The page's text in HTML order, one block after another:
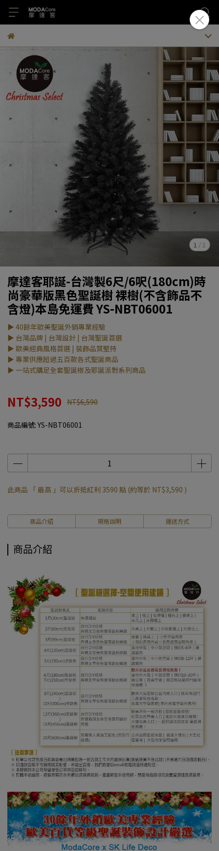
1 / 1
摩達客耶誕-台灣製6尺/6呎(180cm)時
尚豪華版黑色聖誕樹 裸樹(不含飾品不
含燈)本島免運費 YS-NBT06001
▶ 40餘年歐美聖誕外銷專業經驗
▶ 台灣品牌 | 台灣設計 | 台灣聖誕首選
▶ 歐美經典風格首選 | 裝飾品質堅持
▶ 專業供應超過五百款各式聖誕商品
▶ 一站式購足全套聖誕樹及耶誕派對系列商品
NT$3,590 NT$6,590
商品編號: YS-NBT06001
此商品 「 最高 」可以折抵紅利 3590 點 (約等於 NT$3,590 )
商品介紹 規格說明 運送方式
商品介紹